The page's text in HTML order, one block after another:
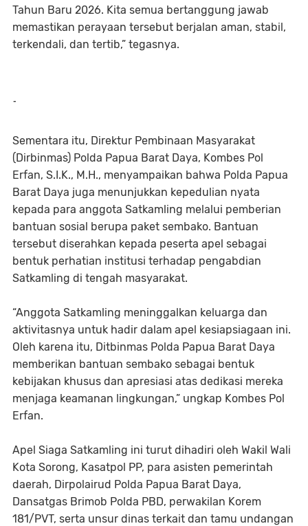
Tahun Baru 2026. Kita semua bertanggung jawab
memastikan perayaan tersebut berjalan aman, stabil,
terkendali, dan tertib,” tegasnya.
-
Sementara itu, Direktur Pembinaan Masyarakat
(Dirbinmas) Polda Papua Barat Daya, Kombes Pol
Erfan, S.I.K., M.H., menyampaikan bahwa Polda Papua
Barat Daya juga menunjukkan kepedulian nyata
kepada para anggota Satkamling melalui pemberian
bantuan sosial berupa paket sembako. Bantuan
tersebut diserahkan kepada peserta apel sebagai
bentuk perhatian institusi terhadap pengabdian
Satkamling di tengah masyarakat.
“Anggota Satkamling meninggalkan keluarga dan
aktivitasnya untuk hadir dalam apel kesiapsiagaan ini.
Oleh karena itu, Ditbinmas Polda Papua Barat Daya
memberikan bantuan sembako sebagai bentuk
kebijakan khusus dan apresiasi atas dedikasi mereka
menjaga keamanan lingkungan,” ungkap Kombes Pol
Erfan.
Apel Siaga Satkamling ini turut dihadiri oleh Wakil Wali
Kota Sorong, Kasatpol PP, para asisten pemerintah
daerah, Dirpolairud Polda Papua Barat Daya,
Dansatgas Brimob Polda PBD, perwakilan Korem
181/PVT, serta unsur dinas terkait dan tamu undangan